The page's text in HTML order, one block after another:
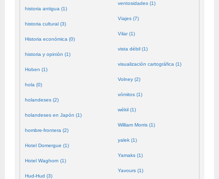
historia antigua (1)
historia cultural (3)
Historia económica (0)
historia y opinión (1)
Hoben (1)
hola (0)
holandeses (2)
holandeses en Japón (1)
hombre-frontera (2)
Hotel Domergue (1)
Hotel Waghorn (1)
Hud-Hud (3)
ventosidades (1)
Viajes (7)
Vilar (1)
vista débil (1)
visualización cartográfica (1)
Volney (2)
vómitos (1)
wékil (1)
William Morris (1)
yalek (1)
Yamaks (1)
Yavours (1)